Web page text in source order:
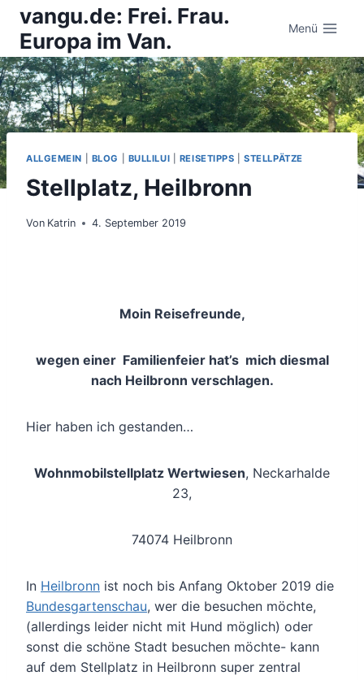
Zum
Inhalt
springen
vangu.de: Frei. Frau.
Europa im Van.
Menü
ALLGEMEIN BLOG BULLILUI REISETIPPS |STELLPÄTZE
Stellplatz, Heilbronn
Von Katrin 4. September 2019
Moin Reisefreunde,
wegen einer Familienfeier hat’s mich diesmal
nach Heilbronn verschlagen.
Hier haben ich gestanden…
Wohnmobilstellplatz Wertwiesen, Neckarhalde
23,
74074 Heilbronn
In Heilbronn ist noch bis Anfang Oktober 2019 die
Bundesgartenschau, wer die besuchen möchte,
(allerdings leider nicht mit Hund möglich) oder
sonst die schöne Stadt besuchen möchte- kann
auf dem Stellplatz in Heilbronn super zentral